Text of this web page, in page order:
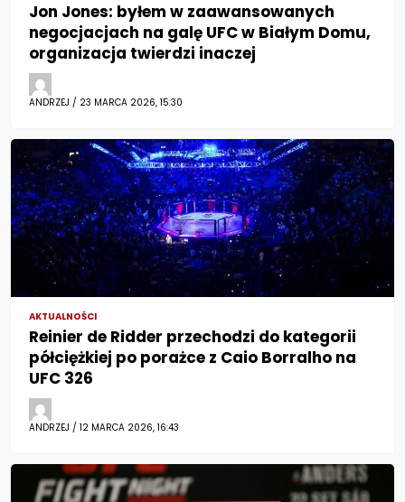
Jon Jones: byłem w zaawansowanych
negocjacjach na galę UFC w Białym Domu,
organizacja twierdzi inaczej
ANDRZEJ / 23 MARCA 2026, 15:30
AKTUALNOŚCI
Reinier de Ridder przechodzi do kategorii
półciężkiej po porażce z Caio Borralho na
UFC 326
ANDRZEJ / 12 MARCA 2026, 16:43